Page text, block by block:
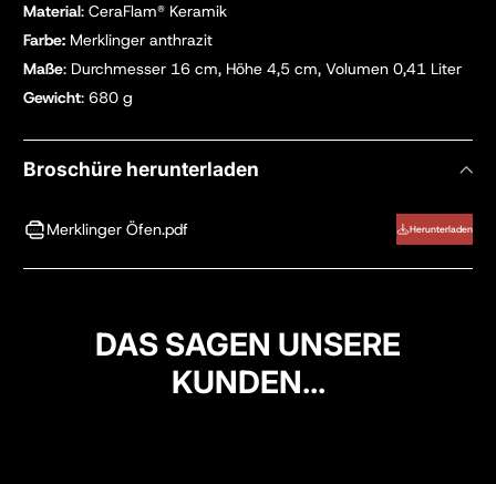
Material: CeraFlam® Keramik
Farbe: Merklinger anthrazit
Maße: Durchmesser 16 cm, Höhe 4,5 cm, Volumen 0,41 Liter
Gewicht: 680 g
Broschüre herunterladen
Merklinger Öfen.pdf Herunterladen
DAS SAGEN UNSERE
KUNDEN...